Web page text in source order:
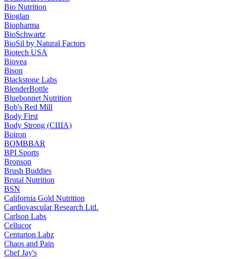
Bio Nutrition
Bioglan
Biopharma
BioSchwartz
BioSil by Natural Factors
Biotech USA
Biovea
Bison
Blackstone Labs
BlenderBottle
Bluebonnet Nutrition
Bob's Red Mill
Body First
Body Strong (США)
Boiron
BOMBBAR
BPI Sports
Bronson
Brush Buddies
Brutal Nutrition
BSN
California Gold Nutrition
Cardiovascular Research Ltd.
Carlson Labs
Cellucor
Centurion Labz
Chaos and Pain
Chef Jay's